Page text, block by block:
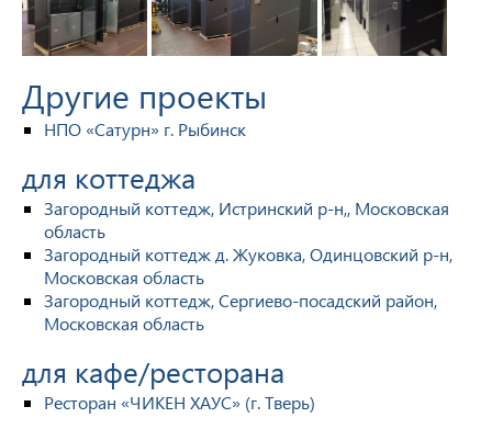
Другие проекты
НПО «Сатурн» г. Рыбинск
для коттеджа
Загородный коттедж, Истринский р-н,, Московская
область
Загородный коттедж д. Жуковка, Одинцовский р-н,
Московская область
Загородный коттедж, Сергиево-посадский район,
Московская область
для кафе/ресторана
Ресторан «ЧИКЕН ХАУС» (г. Тверь)